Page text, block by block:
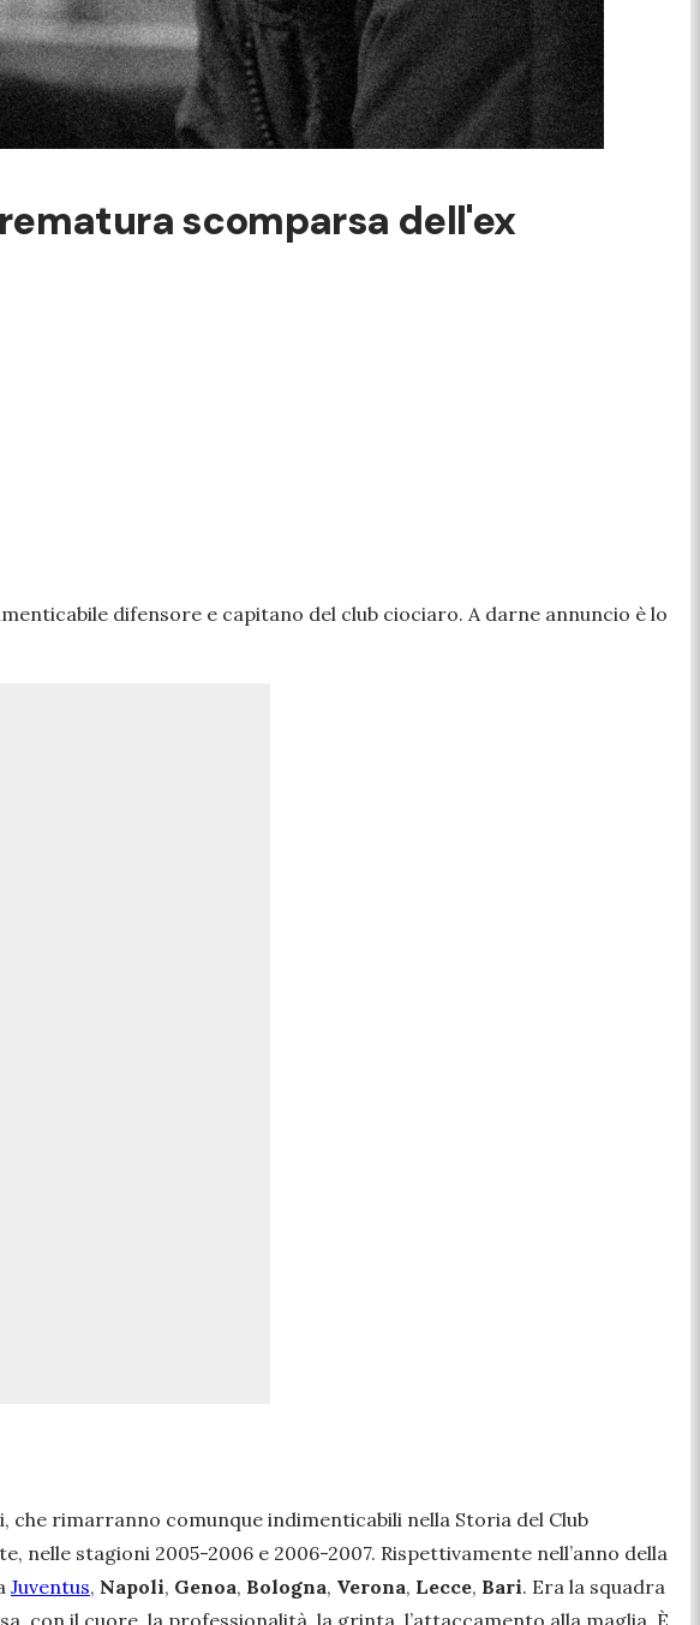
scomparsa dell'ex
difensore e capitano del club ciociaro. A darne annuncio è lo
che rimarranno comunque indimenticabili nella Storia del Club
nelle stagioni 2005-2006 e 2006-2007. Rispettivamente nell’anno della
Juventus, Napoli, Genoa, Bologna, Verona, Lecce, Bari. Era la squadra